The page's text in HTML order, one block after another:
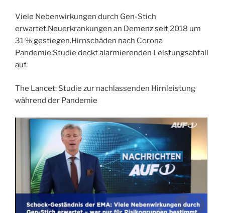
Viele Nebenwirkungen durch Gen-Stich
erwartet.Neuerkrankungen an Demenz seit 2018 um
31 % gestiegen.Hirnschäden nach Corona
Pandemie:Studie deckt alarmierenden Leistungsabfall
auf.
The Lancet: Studie zur nachlassenden Hirnleistung
während der Pandemie